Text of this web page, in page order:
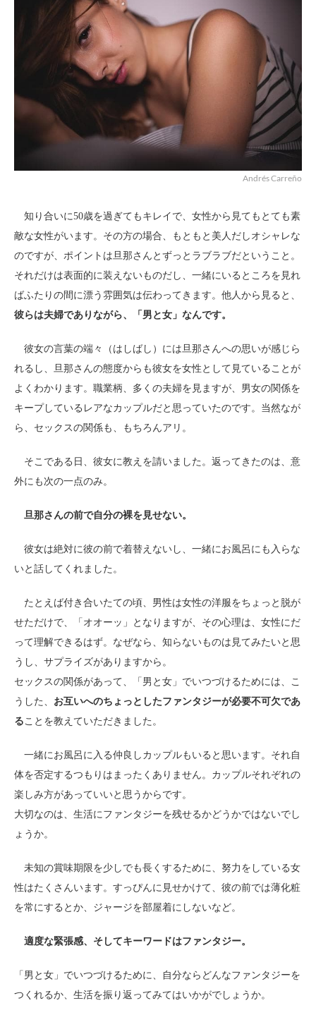
Andrés Carreño
知り合いに50歳を過ぎてもキレイで、女性から見てもとても素
敵な女性がいます。その方の場合、もともと美人だしオシャレな
のですが、ポイントは旦那さんとずっとラブラブだということ。
それだけは表面的に装えないものだし、一緒にいるところを見れ
ばふたりの間に漂う雰囲気は伝わってきます。他人から見ると、
彼らは夫婦でありながら、「男と女」なんです。
彼女の言葉の端々（はしばし）には旦那さんへの思いが感じら
れるし、旦那さんの態度からも彼女を女性として見ていることが
よくわかります。職業柄、多くの夫婦を見ますが、男女の関係を
キープしているレアなカップルだと思っていたのです。当然なが
ら、セックスの関係も、もちろんアリ。
そこである日、彼女に教えを請いました。返ってきたのは、意
外にも次の一点のみ。
旦那さんの前で自分の裸を見せない。
彼女は絶対に彼の前で着替えないし、一緒にお風呂にも入らな
いと話してくれました。
たとえば付き合いたての頃、男性は女性の洋服をちょっと脱が
せただけで、「オオーッ」となりますが、その心理は、女性にだ
って理解できるはず。なぜなら、知らないものは見てみたいと思
うし、サプライズがありますから。
セックスの関係があって、「男と女」でいつづけるためには、こ
うした、 お互いへのちょっとしたファンタジーが必要不可欠であ
る ことを教えていただきました。
一緒にお風呂に入る仲良しカップルもいると思います。それ自
体を否定するつもりはまったくありません。カップルそれぞれの
楽しみ方があっていいと思うからです。
大切なのは、生活にファンタジーを残せるかどうかではないでし
ょうか。
未知の賞味期限を少しでも長くするために、努力をしている女
性はたくさんいます。すっぴんに見せかけて、彼の前では薄化粧
を常にするとか、ジャージを部屋着にしないなど。
適度な緊張感、そしてキーワードはファンタジー。
「男と女」でいつづけるために、自分ならどんなファンタジーを
つくれるか、生活を振り返ってみてはいかがでしょうか。